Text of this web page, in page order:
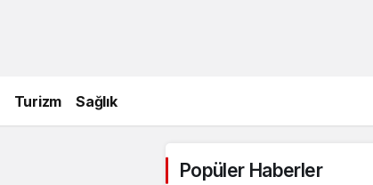
Turizm Sağlık
Popüler Haberler